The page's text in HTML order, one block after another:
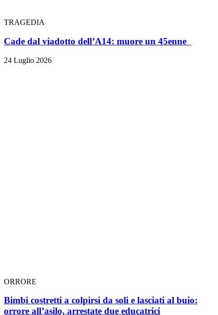
TRAGEDIA
Cade dal viadotto dell’A14: muore un 45enne
24 Luglio 2026
ORRORE
Bimbi costretti a colpirsi da soli e lasciati al buio:
orrore all’asilo, arrestate due educatrici